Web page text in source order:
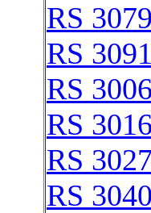
RS
RS
RS
RS
RS
RS